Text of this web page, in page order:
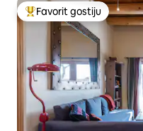
Glavni favorit gostiju
Favorit gostiju